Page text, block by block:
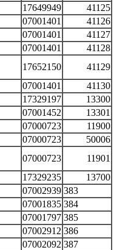
17649949
41125
07001401
41126
07001401
41127
07001401
41128
17652150
41129
07001401
41130
17329197
13300
07001452
13301
07000723
11900
07000723
50006
07000723
11901
17329235
13700
07002939 383
07001835 384
07001797 385
07002912 386
07002092 387